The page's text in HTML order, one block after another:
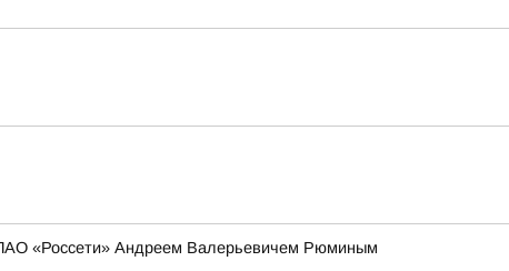
«Россети» Андреем Валерьевичем Рюминым